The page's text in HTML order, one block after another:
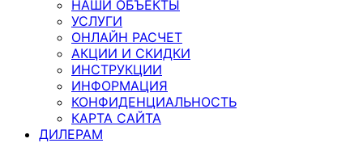
НАШИ ОБЪЕКТЫ
УСЛУГИ
ОНЛАЙН РАСЧЕТ
АКЦИИ И СКИДКИ
ИНСТРУКЦИИ
ИНФОРМАЦИЯ
КОНФИДЕНЦИАЛЬНОСТЬ
КАРТА САЙТА
ДИЛЕРАМ